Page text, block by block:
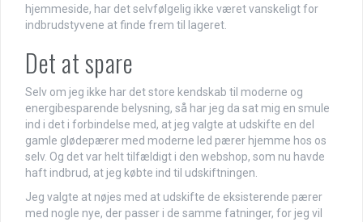
hjemmeside, har det selvfølgelig ikke været vanskeligt for
indbrudstyvene at finde frem til lageret.
Det at spare
Selv om jeg ikke har det store kendskab til moderne og
energibesparende belysning, så har jeg da sat mig en smule
ind i det i forbindelse med, at jeg valgte at udskifte en del
gamle glødepærer med moderne led pærer hjemme hos os
selv. Og det var helt tilfældigt i den webshop, som nu havde
haft indbrud, at jeg købte ind til udskiftningen.
Jeg valgte at nøjes med at udskifte de eksisterende pærer
med nogle nye, der passer i de samme fatninger, for jeg vil